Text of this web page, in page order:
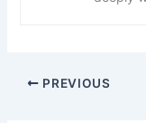
PREVIOUS